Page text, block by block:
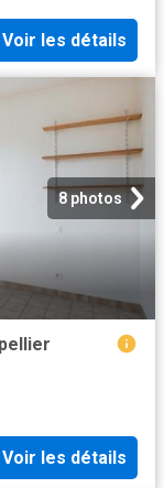
Voir les détails
8 photos
Voir les détails